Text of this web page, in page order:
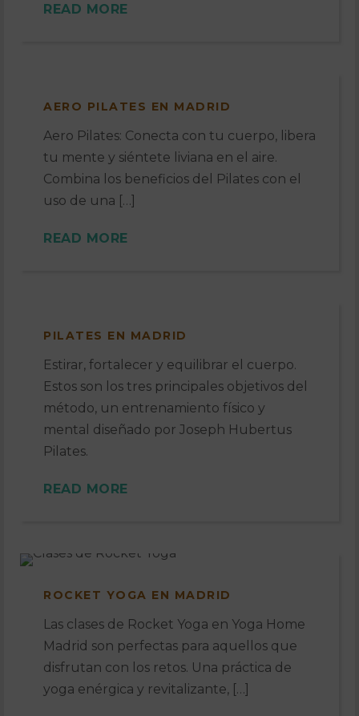
READ MORE
AERO PILATES EN MADRID
Aero Pilates: Conecta con tu cuerpo, libera
tu mente y siéntete liviana en el aire.
Combina los beneficios del Pilates con el
uso de una […]
READ MORE
PILATES EN MADRID
Estirar, fortalecer y equilibrar el cuerpo.
Estos son los tres principales objetivos del
método, un entrenamiento físico y
mental diseñado por Joseph Hubertus
Pilates.
READ MORE
ROCKET YOGA EN MADRID
Las clases de Rocket Yoga en Yoga Home
Madrid son perfectas para aquellos que
disfrutan con los retos. Una práctica de
yoga enérgica y revitalizante, […]